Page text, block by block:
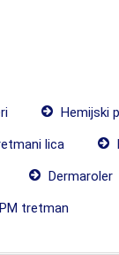
Hemijski
lica
Dermaroler
tretman